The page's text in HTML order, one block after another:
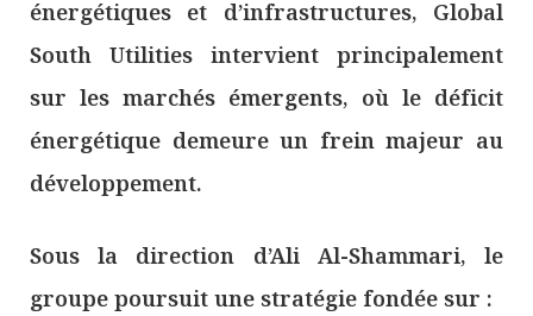
énergétiques et d’infrastructures, Global
South Utilities intervient principalement
sur les marchés émergents, où le déficit
énergétique demeure un frein majeur au
développement.
Sous la direction d’Ali Al-Shammari, le
groupe poursuit une stratégie fondée sur :